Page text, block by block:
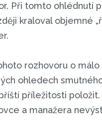
Při tomto ohlédnutí
kraloval objemné
rozhovoru o málo
ohledech
příležitosti položit.
a manažera